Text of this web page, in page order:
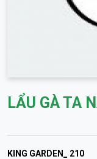
LẨU GÀ TA
KING GARDEN_ 210